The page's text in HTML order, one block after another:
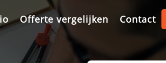
Offerte vergelijken Contact